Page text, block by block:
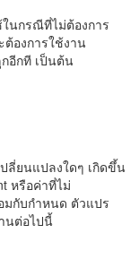
นกรณีที่ไม่ต้องการ
ต้องการใช้งาน
กอีกที เป็นต้น
ลี่ยนแปลงใดๆ เกิดขึ้น
หรือค่าที่ไม่
มกับกำหนด ตัวแปร
นต่อไปนี้